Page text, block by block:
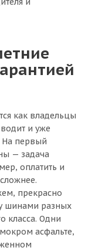
как владельцы
и уже
первый
— задача
оплатить и
прекрасно
шинами разных
класса. Одни
асфальте,